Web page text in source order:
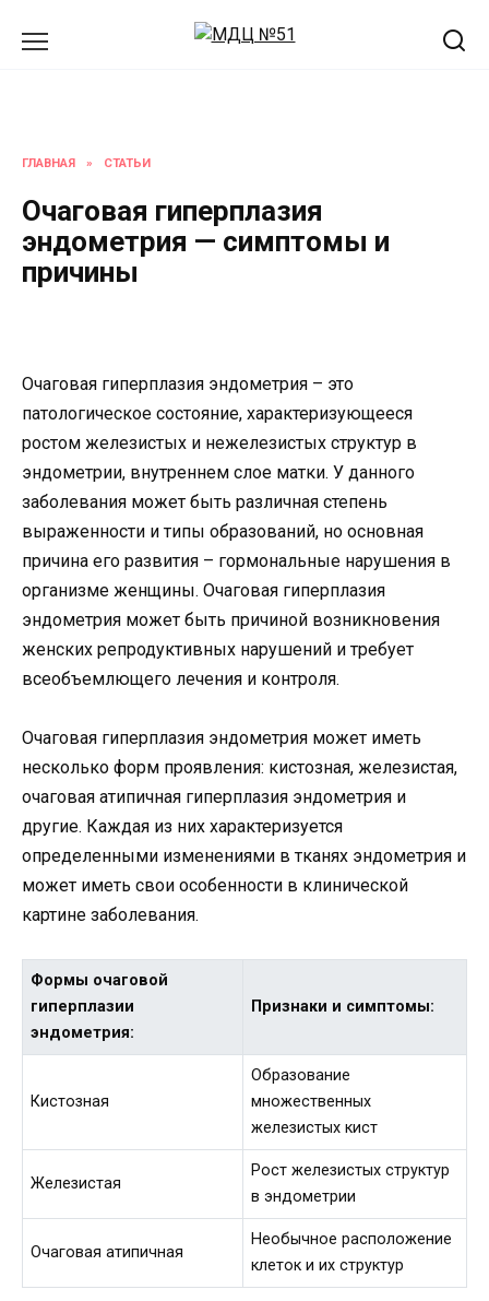
ГЛАВНАЯ » СТАТЬИ
Очаговая гиперплазия
эндометрия — симптомы и
причины
Очаговая гиперплазия эндометрия – это
патологическое состояние, характеризующееся
ростом железистых и нежелезистых структур в
эндометрии, внутреннем слое матки. У данного
заболевания может быть различная степень
выраженности и типы образований, но основная
причина его развития – гормональные нарушения в
организме женщины. Очаговая гиперплазия
эндометрия может быть причиной возникновения
женских репродуктивных нарушений и требует
всеобъемлющего лечения и контроля.
Очаговая гиперплазия эндометрия может иметь
несколько форм проявления: кистозная, железистая,
очаговая атипичная гиперплазия эндометрия и
другие. Каждая из них характеризуется
определенными изменениями в тканях эндометрия и
может иметь свои особенности в клинической
картине заболевания.
Формы очаговой
гиперплазии
эндометрия:
Признаки и симптомы:
Кистозная
Образование
множественных
железистых кист
Железистая
Рост железистых структур
в эндометрии
Очаговая атипичная
Необычное расположение
клеток и их структур